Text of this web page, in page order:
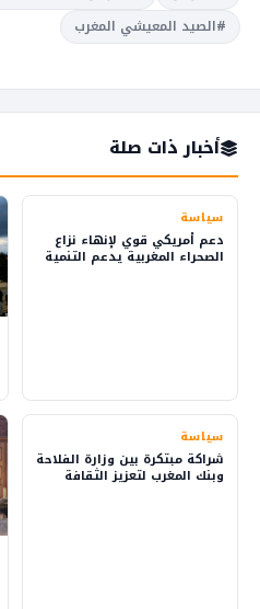
#الصيد المعيشي المغرب
أخبار ذات صلة
سياسة
دعم أمريكي قوي لإنهاء نزاع
الصحراء المغربية يدعم التنمية
سياسة
شراكة مبتكرة بين وزارة الفلاحة
وبنك المغرب لتعزيز الثقافة